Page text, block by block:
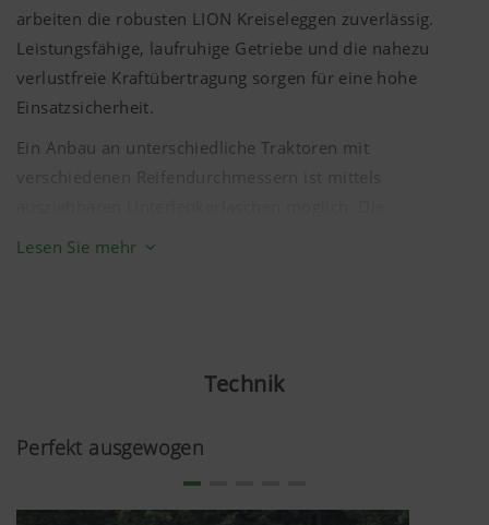
arbeiten die robusten LION Kreiseleggen zuverlässig.
Leistungsfähige, laufruhige Getriebe und die nahezu
verlustfreie Kraftübertragung sorgen für eine hohe
Einsatzsicherheit.
Ein Anbau an unterschiedliche Traktoren mit
Verstellung erfolgt in der Länge und Weite werkzeuglos.
anpassbaren Unterlenkerlaschen perfekt an
Dadurch hat die Gelenkwelle genügend Überlappung und
eine geringe Abwinkelung – für maximale
Drehmomentübertragung.
Lesen Sie mehr
Technik
Perfekt ausgewogen